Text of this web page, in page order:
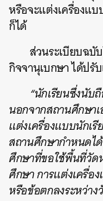
หรือจะแต่งเครื่องแบ
ก็ได้
ส่วนระเบียบฉบั
กิจจานุเบกษา ได้ป
“นักเรียนซึ่งนับ
นอกจากสถานศึกษา
แต่งเครื่องแบบนักเ
สถานศึกษากำหนดไ
ศึกษาที่ขอใช้พื้นที่วัด
ศึกษา การแต่งเครื่
หรือข้อตกลงระหว่า